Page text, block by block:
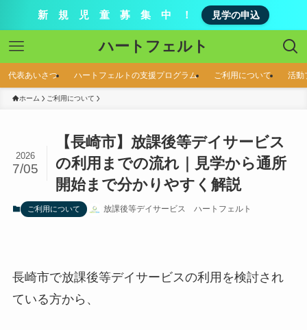
新 規 児 童 募 集 中 ！ 見学の申込
ハートフェルト
代表あいさつ ハートフェルトの支援プログラム ご利用について 活動
ホーム ご利用について
【長崎市】放課後等デイサービス
の利用までの流れ｜見学から通所
開始まで分かりやすく解説
2026
7/05
ご利用について 放課後等デイサービス ハートフェルト
長崎市で放課後等デイサービスの利用を検討され
ている方から、